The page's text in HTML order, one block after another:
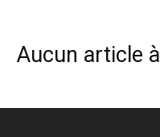
Aucun article